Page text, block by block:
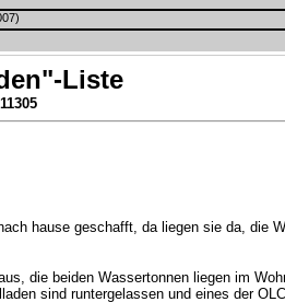
Liste
hause geschafft, da liegen sie da, die
die beiden Wassertonnen liegen im
sind runtergelassen und eines der